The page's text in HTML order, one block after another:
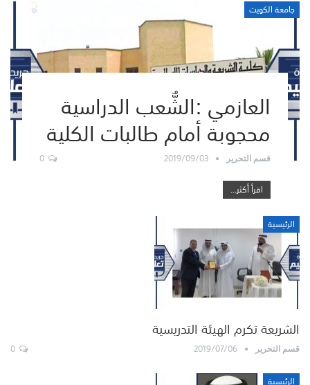
جامعة الكويت
العازمي :الشُّعب الدراسية
محجوبة أمام طالبات الكلية
قسم التحرير 2019/09/03
0
اقرأ أكثر...
الرئيسية
الشريعة تكرم الهيئة التدريسية
قسم التحرير 2019/07/06